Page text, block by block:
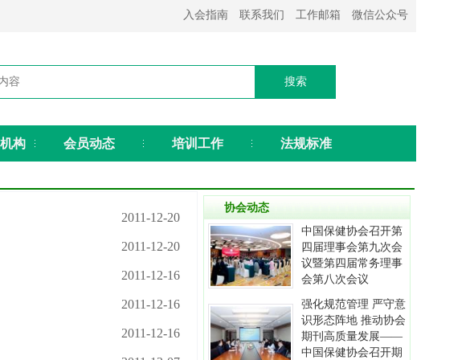
入会指南 联系我们 工作邮箱 微信公众号
构 会员动态 培训工作 法规标准
2011-12-20
2011-12-20
2011-12-16
2011-12-16
2011-12-16
协会动态
中国保健协会召开第
四届理事会第九次会
议暨第四届常务理事
会第八次会议
强化规范管理 严守意
识形态阵地 推动协会
期刊高质量发展——
中国保健协会召开期